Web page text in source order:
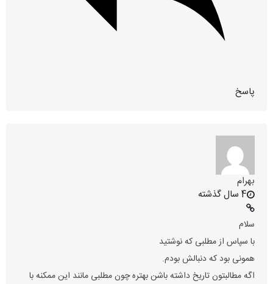
پاسخ
بهرام
4 سال گذشته
سلام
با سپاس از مطلبی که نوشتید
همونی بود که دنبالش بودم.
اگه مطالبتون تاریخ داشته باشن بهتره چون مطلبی مانند این ممکنه با